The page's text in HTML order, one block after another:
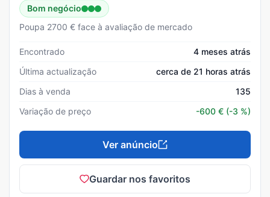
Bom negócio
Poupa 2700 € face à avaliação de mercado
Encontrado
4 meses atrás
Última actualização
cerca de 21 horas atrás
Dias à venda
135
Variação de preço
-600 € (-3 %)
Ver anúncio
Guardar nos favoritos